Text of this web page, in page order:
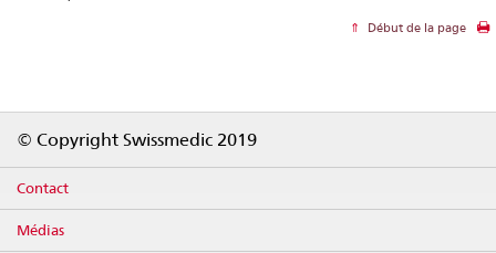
Début de la page
© Copyright Swissmedic 2019
Contact
Médias